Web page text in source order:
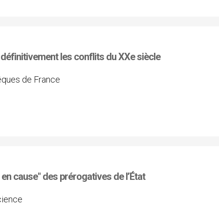
les conflits du XXe siècle
de France
cause" des prérogatives de l’État